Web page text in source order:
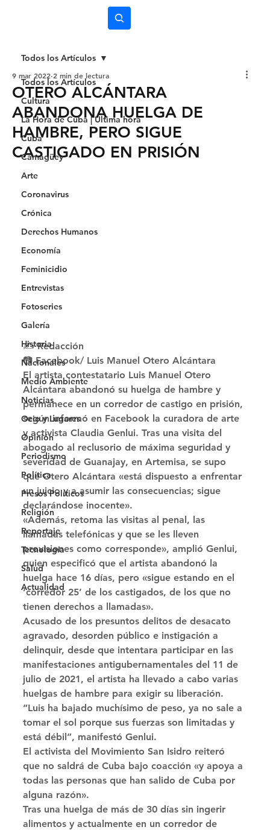
Todos los Artículos
Cultura
La Hora de Cuba | Última hora
Cuba
Camagüey
Arte
Coronavirus
Crónica
Derechos Humanos
Economía
Feminicidio
Entrevistas
Fotoseries
Galería
Historia
Nacionales
Medio Ambiente
Noticias
Ocio y Lugares
Opinión
Periodismo
Política
Presos Políticos
Religión
Reportaje
Tecnología
Salud
Actualidad
Todos los Artículos
OTERO ALCÁNTARA
ABANDONA HUELGA DE
HAMBRE, PERO SIGUE
CASTIGADO EN PRISIÓN
9 mar 2022 2 min de lectura
✍ Redacción
📷 Facebook/ Luis Manuel Otero Alcántara
El artista contestatario Luis Manuel Otero
Alcántara abandonó su huelga de hambre y
permanece en un corredor de castigo en prisión,
según informó en Facebook la curadora de arte
y activista Claudia Genlui. Tras una visita del
abogado al reclusorio de máxima seguridad y
severidad de Guanajay, en Artemisa, se supo
que Otero Alcántara «está dispuesto a enfrentar
un juicio y a asumir las consecuencias; sigue
declarándose inocente».
«Además, retoma las visitas al penal, las
llamadas telefónicas y que se les lleven
provisiones como corresponde», amplió Genlui,
quien especificó que el artista abandonó la
huelga hace 16 días, pero «sigue estando en el
‘corredor 25’ de los castigados, de los que no
tienen derechos a llamadas».
Acusado de los presuntos delitos de desacato
agravado, desorden público e instigación a
delinquir, desde que intentara participar en las
manifestaciones antigubernamentales del 11 de
julio de 2021, el artista ha llevado a cabo varias
huelgas de hambre para exigir su liberación.
“Luis ha bajado muchísimo de peso, ya no sale a
tomar el sol porque sus fuerzas son limitadas y
está débil”, manifestó Genlui.
El activista del Movimiento San Isidro reiteró
que no saldrá de Cuba bajo coacción «y apoya a
todas las personas que han salido de Cuba por
alguna razón».
Tras una huelga de más de 30 días sin ingerir
alimentos y actualmente en un corredor de